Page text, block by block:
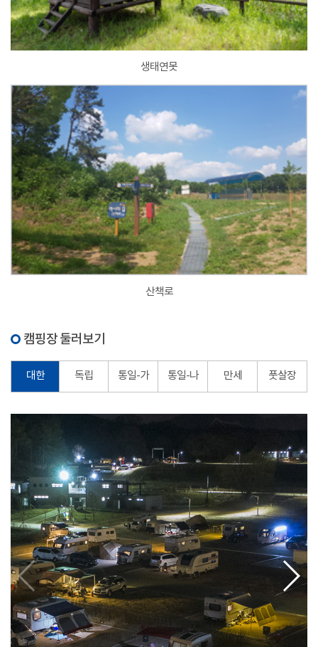
생태연못
산책로
캠핑장 둘러보기
대한 독립 통일-가 통일-나 만세 풋살장